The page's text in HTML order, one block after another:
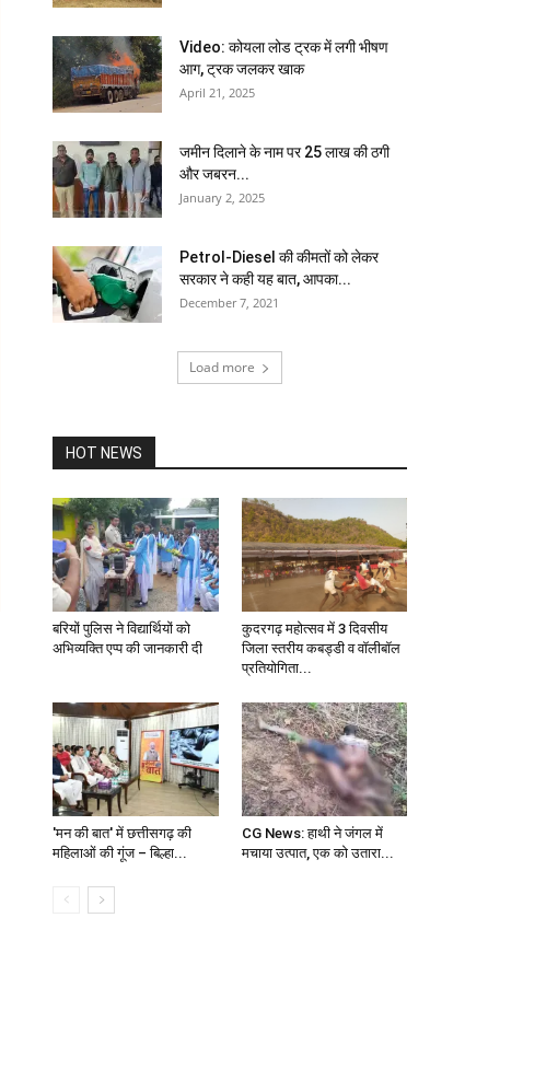
Video: कोयला लोड ट्रक में लगी भीषण
आग, ट्रक जलकर खाक
April 21, 2025
जमीन दिलाने के नाम पर 25 लाख की ठगी
और जबरन...
January 2, 2025
Petrol-Diesel की कीमतों को लेकर
सरकार ने कही यह बात, आपका...
December 7, 2021
Load more
HOT NEWS
बरियों पुलिस ने विद्यार्थियों को
अभिव्यक्ति एप्प की जानकारी दी
कुदरगढ़ महोत्सव में 3 दिवसीय
जिला स्तरीय कबड्डी व वॉलीबॉल
प्रतियोगिता...
'मन की बात' में छत्तीसगढ़ की
महिलाओं की गूंज – बिल्हा...
CG News: हाथी ने जंगल में
मचाया उत्पात, एक को उतारा...